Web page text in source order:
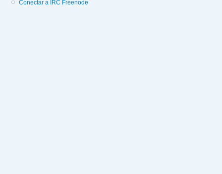
Conectar a IRC Freenode